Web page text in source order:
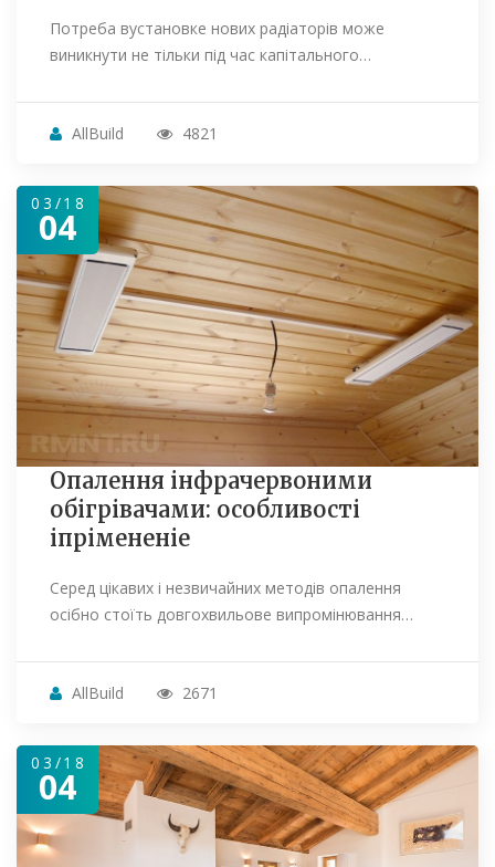
Потреба вустановке нових радіаторів може
виникнути не тільки під час капітального…
AllBuild 4821
03/18
04
Опалення інфрачервоними
обігрівачами: особливості
іпрімененіе
Серед цікавих і незвичайних методів опалення
осібно стоїть довгохвильове випромінювання…
AllBuild 2671
03/18
04